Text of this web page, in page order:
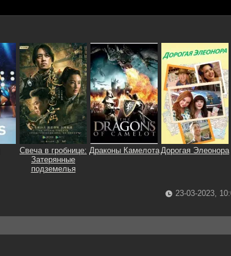
Свеча в гробнице:
Затерянные
подземелья
Драконы КамелотаДорогая Элеонора
23-03-2023,